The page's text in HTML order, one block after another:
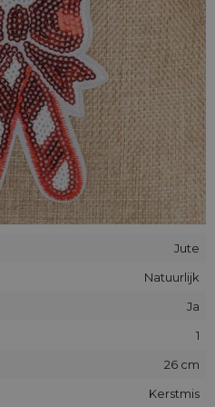
Jute
Natuurlijk
Ja
1
26 cm
Kerstmis